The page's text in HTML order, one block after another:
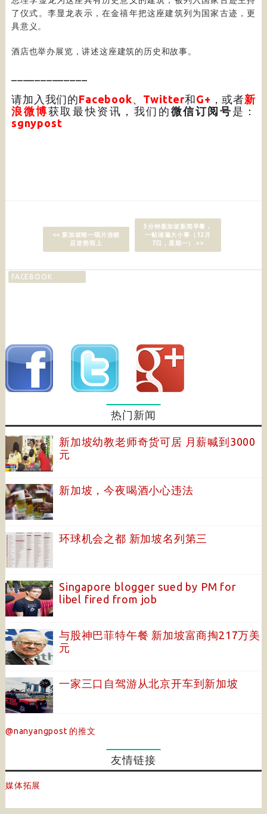
了仪式。李显龙表示，在金禧年把这座建筑列为国家古迹，更
具意义。
酒店也举办展览，讲述这座建筑的历史和故事。
请加入我们的Facebook Twitter和G+ ，或者新
浪微博获取最快资讯，我们的 微信订阅号 是：
sgnypost
<< 新加坡唯一唱片连锁
店逆势而上
3分钟新加坡新闻早餐，
一帖读遍大小事（12月
7日，星期一） >>
FACEBOOK
热门新闻
新加坡幼教老师奇货可居 月薪喊到3000
元
新加坡，今夜喝酒小心违法
环球机会之都 新加坡名列第三
Singapore blogger sued by PM for
libel fired from job
与股神巴菲特午餐 新加坡富商掏217万美
元
一家三口自驾游从北京开车到新加坡
@nanyangpost 的推文
友情链接
媒体拓展